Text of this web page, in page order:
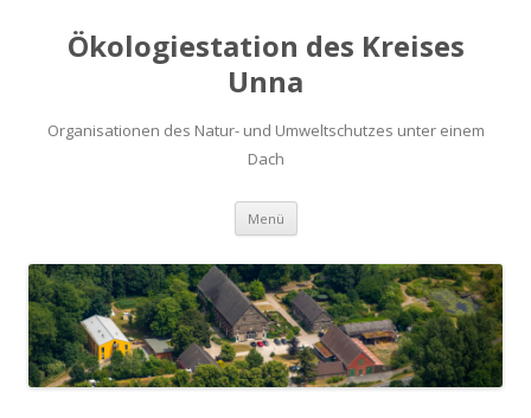
Ökologiestation des Kreises
Unna
Organisationen des Natur- und Umweltschutzes unter einem
Dach
Menü Zum
springen